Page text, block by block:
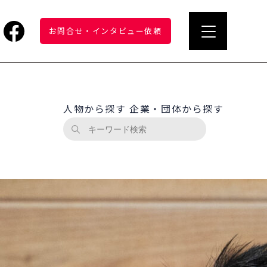
お問合せ ・ インタビュー依頼
人物から探す 企業・団体から探す